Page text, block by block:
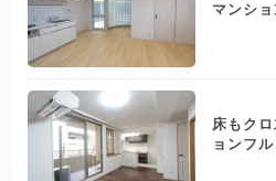
マンシ
床もク
ョンフ